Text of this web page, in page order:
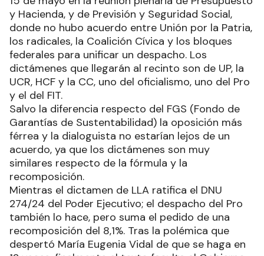
y Hacienda, y de Previsión y Seguridad Social,
donde no hubo acuerdo entre Unión por la Patria,
los radicales, la Coalición Cívica y los bloques
federales para unificar un despacho. Los
dictámenes que llegarán al recinto son de UP, la
UCR, HCF y la CC, uno del oficialismo, uno del Pro
y el del FIT.
Salvo la diferencia respecto del FGS (Fondo de
Garantías de Sustentabilidad) la oposición más
férrea y la dialoguista no estarían lejos de un
acuerdo, ya que los dictámenes son muy
similares respecto de la fórmula y la
recomposición.
Mientras el dictamen de LLA ratifica el DNU
274/24 del Poder Ejecutivo; el despacho del Pro
también lo hace, pero suma el pedido de una
recomposición del 8,1%. Tras la polémica que
despertó María Eugenia Vidal de que se haga en